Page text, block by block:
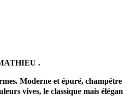
.
Moderne et épuré,
vives, le classique mais